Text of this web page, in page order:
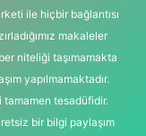
ile hiçbir bağlantısı
makaleler
niteliği taşımamakta
yapılmamaktadır.
tesadüfidir.
bir bilgi paylaşım